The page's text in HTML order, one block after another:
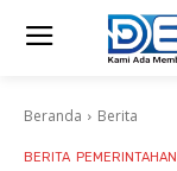
Beranda Berita
BERITA PEMERINTAHAN